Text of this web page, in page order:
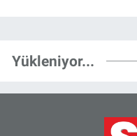
Yükleniyor...